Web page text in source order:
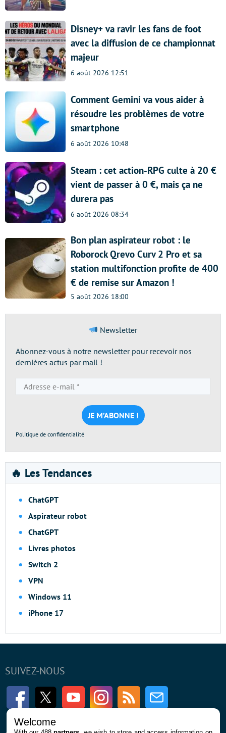
Disney+ va ravir les fans de foot
avec la diffusion de ce championnat
majeur
6 août 2026 12:51
Comment Gemini va vous aider à
résoudre les problèmes de votre
smartphone
6 août 2026 10:48
Steam : cet action-RPG culte à 20 €
vient de passer à 0 €, mais ça ne
durera pas
6 août 2026 08:34
Bon plan aspirateur robot : le
Roborock Qrevo Curv 2 Pro et sa
station multifonction profite de 400
€ de remise sur Amazon !
5 août 2026 18:00
Newsletter
Abonnez-vous à notre newsletter pour recevoir nos
dernières actus par mail !
e-
mail
*
Politique de confidentialité
🔥 Les Tendances
ChatGPT
Aspirateur robot
ChatGPT
Livres photos
Switch 2
VPN
Windows 11
iPhone 17
SUIVEZ-NOUS
FacebookTwitter Youtube InstagramRSS Newsletter
Welcome